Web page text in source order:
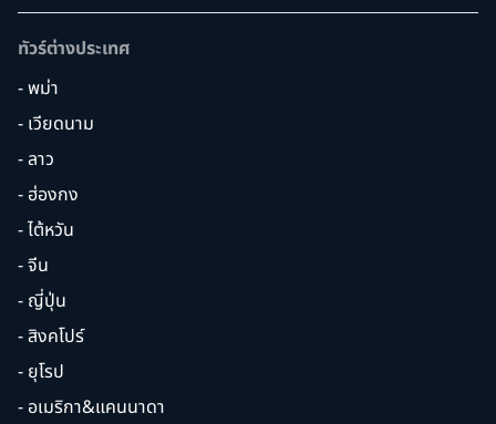
ทัวร์ต่างประเทศ
- พม่า
- เวียดนาม
- ลาว
- ฮ่องกง
- ไต้หวัน
- จีน
- ญี่ปุ่น
- สิงคโปร์
- ยุโรป
- อเมริกา&แคนนาดา